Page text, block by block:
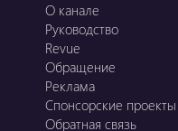
О канале
Руководство
Revue
Обращение
Реклама
Спонсорские проекты
Обратная связь